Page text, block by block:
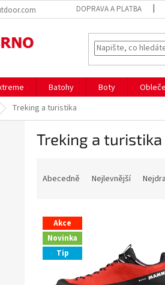
DOPRAVA A PLATBA
Batohy Boty
Treking a turistika
Treking a turistika
n
p
Abecedně Nejlevnější
V
p
Akce
Novinka
Tip